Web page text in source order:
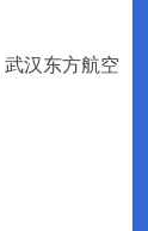
汉东方航空